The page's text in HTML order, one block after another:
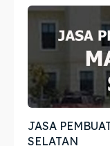
Legalisir
Apostille
Penerjemah
Asuransi
Blog
Legalisir
Apostille
Penerjemah
Asuransi
Blog
JASA
SELATAN